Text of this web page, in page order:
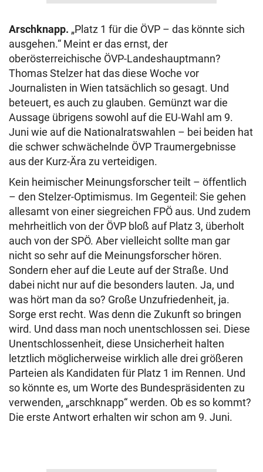
Arschknapp. „Platz 1 für die ÖVP – das könnte sich
ausgehen.“ Meint er das ernst, der
oberösterreichische ÖVP-Landeshauptmann?
Thomas Stelzer hat das diese Woche vor
Journalisten in Wien tatsächlich so gesagt. Und
beteuert, es auch zu glauben. Gemünzt war die
Aussage übrigens sowohl auf die EU-Wahl am 9.
Juni wie auf die Nationalratswahlen – bei beiden hat
die schwer schwächelnde ÖVP Traumergebnisse
aus der Kurz-Ära zu verteidigen.
Kein heimischer Meinungsforscher teilt – öffentlich
– den Stelzer-Optimismus. Im Gegenteil: Sie gehen
allesamt von einer siegreichen FPÖ aus. Und zudem
mehrheitlich von der ÖVP bloß auf Platz 3, überholt
auch von der SPÖ. Aber vielleicht sollte man gar
nicht so sehr auf die Meinungsforscher hören.
Sondern eher auf die Leute auf der Straße. Und
dabei nicht nur auf die besonders lauten. Ja, und
was hört man da so? Große Unzufriedenheit, ja.
Sorge erst recht. Was denn die Zukunft so bringen
wird. Und dass man noch unentschlossen sei. Diese
Unentschlossenheit, diese Unsicherheit halten
letztlich möglicherweise wirklich alle drei größeren
Parteien als Kandidaten für Platz 1 im Rennen. Und
so könnte es, um Worte des Bundespräsidenten zu
verwenden, „arschknapp“ werden. Ob es so kommt?
Die erste Antwort erhalten wir schon am 9. Juni.